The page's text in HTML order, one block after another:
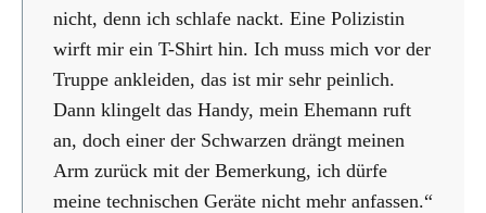
nicht, denn ich schlafe nackt. Eine Polizistin
wirft mir ein T-Shirt hin. Ich muss mich vor der
Truppe ankleiden, das ist mir sehr peinlich.
Dann klingelt das Handy, mein Ehemann ruft
an, doch einer der Schwarzen drängt meinen
Arm zurück mit der Bemerkung, ich dürfe
meine technischen Geräte nicht mehr anfassen.“